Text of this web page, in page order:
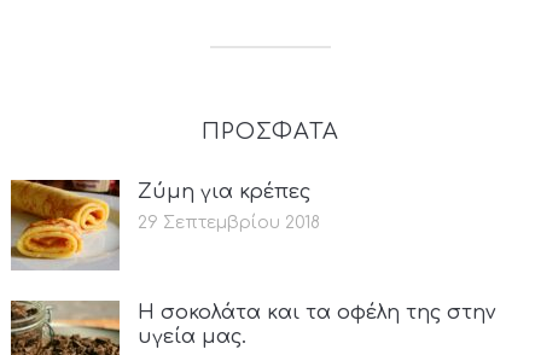
ΠΡΟΣΦΑΤΑ
Ζύμη για κρέπες
29 Σεπτεμβρίου 2018
Η σοκολάτα και τα οφέλη της στην
υγεία μας.